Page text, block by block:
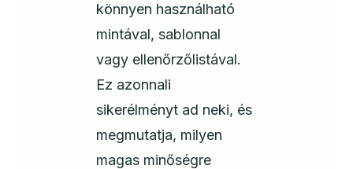
könnyen használható
mintával, sablonnal
vagy ellenőrzőlistával.
Ez azonnali
sikerélményt ad neki, és
megmutatja, milyen
magas minőségre